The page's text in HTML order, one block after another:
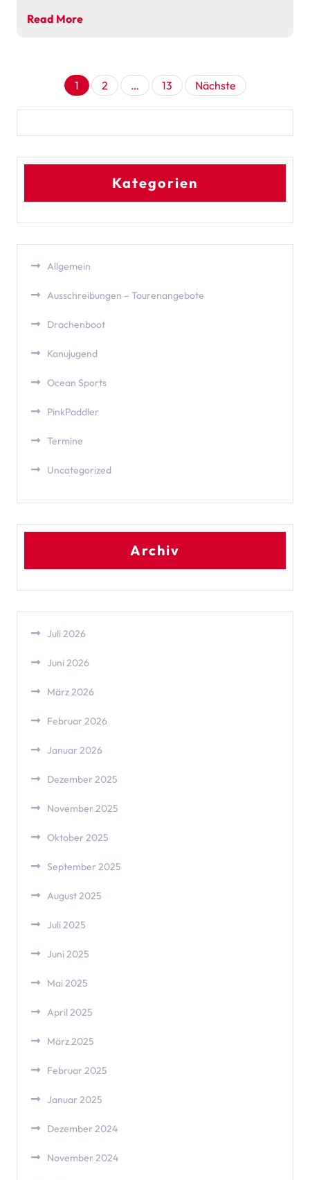
Read More
der
1 2 … 13 Nächste
Kategorien
Allgemein
Ausschreibungen – Tourenangebote
Drachenboot
Kanujugend
Ocean Sports
PinkPaddler
Termine
Uncategorized
Archiv
Juli 2026
Juni 2026
März 2026
Februar 2026
Januar 2026
Dezember 2025
November 2025
Oktober 2025
September 2025
August 2025
Juli 2025
Juni 2025
Mai 2025
April 2025
März 2025
Februar 2025
Januar 2025
Dezember 2024
November 2024